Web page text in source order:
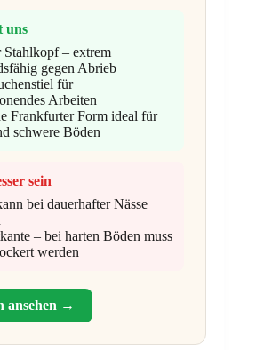
uns
Stahlkopf – extrem
gegen Abrieb
für
Arbeiten
Frankfurter Form ideal für
schwere Böden
sein
bei dauerhafter Nässe
– bei harten Böden muss
werden
ansehen →